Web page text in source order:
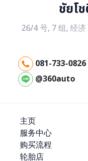
ชัยโ
26/4 号, 7 组, 经
081-733-0826
@360auto
主页
服务中心
购买流程
轮胎店